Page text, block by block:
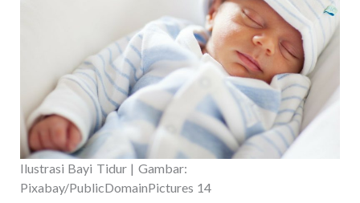
Ilustrasi Bayi Tidur | Gambar:
Pixabay/PublicDomainPictures 14